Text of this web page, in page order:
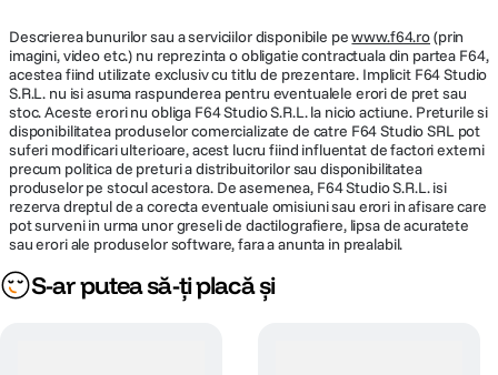
Descrierea bunurilor sau a serviciilor disponibile pewww.f64.ro(prin
imagini, video etc.) nu reprezinta o obligatie contractuala din partea F64,
acestea fiind utilizate exclusiv cu titlu de prezentare. Implicit F64 Studio
S.R.L. nu isi asuma raspunderea pentru eventualele erori de pret sau
stoc. Aceste erori nu obliga F64 Studio S.R.L. la nicio actiune. Preturile si
disponibilitatea produselor comercializate de catre F64 Studio SRL pot
suferi modificari ulterioare, acest lucru fiind influentat de factori externi
precum politica de preturi a distribuitorilor sau disponibilitatea
produselor pe stocul acestora. De asemenea, F64 Studio S.R.L. isi
rezerva dreptul de a corecta eventuale omisiuni sau erori in afisare care
pot surveni in urma unor greseli de dactilografiere, lipsa de acuratete
sau erori ale produselor software, fara a anunta in prealabil.
S-ar putea să-ți placă și